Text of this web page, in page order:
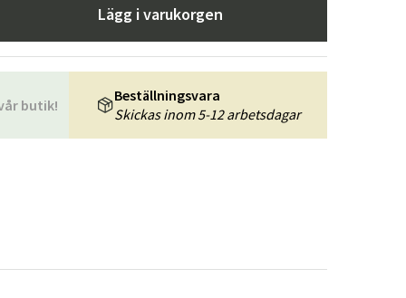
Lägg i varukorgen
butik!
Beställningsvara
Skickas inom 5-12 arbetsdagar